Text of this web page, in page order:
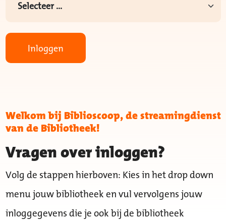
Inloggen
Welkom bij Biblioscoop, de streamingdienst
van de Bibliotheek!
Vragen over inloggen?
Volg de stappen hierboven: Kies in het drop down
menu jouw bibliotheek en vul vervolgens jouw
inloggegevens die je ook bij de bibliotheek